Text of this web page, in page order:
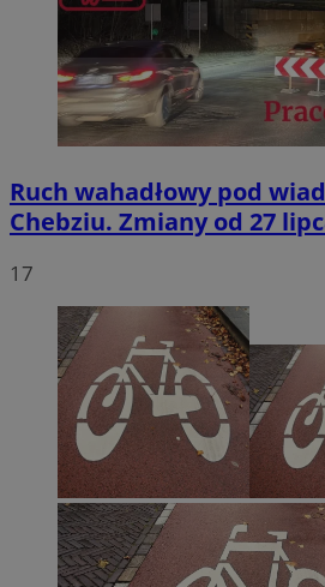
Ruch wahadłowy pod
Chebziu. Zmiany od 27
17